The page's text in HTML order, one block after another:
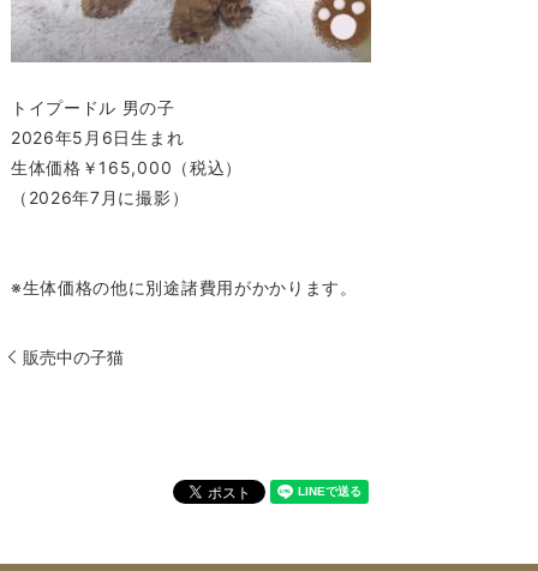
トイプードル 男の子
2026年5月6日生まれ
生体価格￥165,000（税込）
（2026年7月に撮影）
※生体価格の他に別途諸費用がかかります。
販売中の子猫